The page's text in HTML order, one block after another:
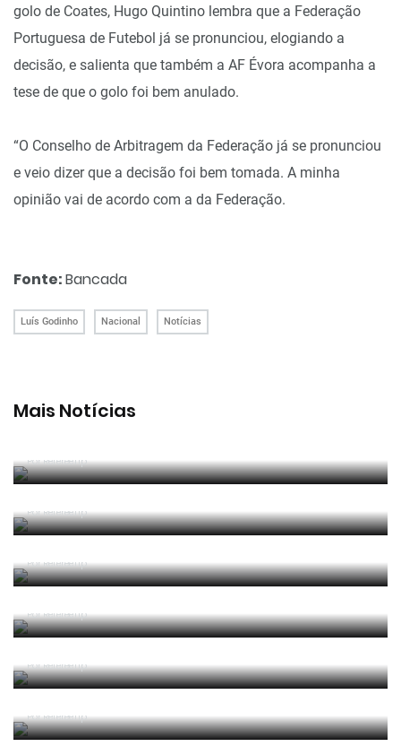
golo de Coates, Hugo Quintino lembra que a Federação
Portuguesa de Futebol já se pronunciou, elogiando a
decisão, e salienta que também a AF Évora acompanha a
tese de que o golo foi bem anulado.
“O Conselho de Arbitragem da Federação já se pronunciou
e veio dizer que a decisão foi bem tomada. A minha
opinião vai de acordo com a da Federação.
Fonte:Bancada
Luís Godinho Nacional Notícias
Mais Notícias
Por RefereeTip
João Pinheiro nomeado pela FIFA para o Mundial
Por RefereeTip
APAF espera que câmaras corporais possam
Por RefereeTip
Vídeo: árbitro assistente ensina Calafiori a... fazer
Por RefereeTip
Sérgio Soares na final da Superfinal Europeia de
Por RefereeTip
Por RefereeTip
Filipa Prata nomeada para o Mundial de futsal